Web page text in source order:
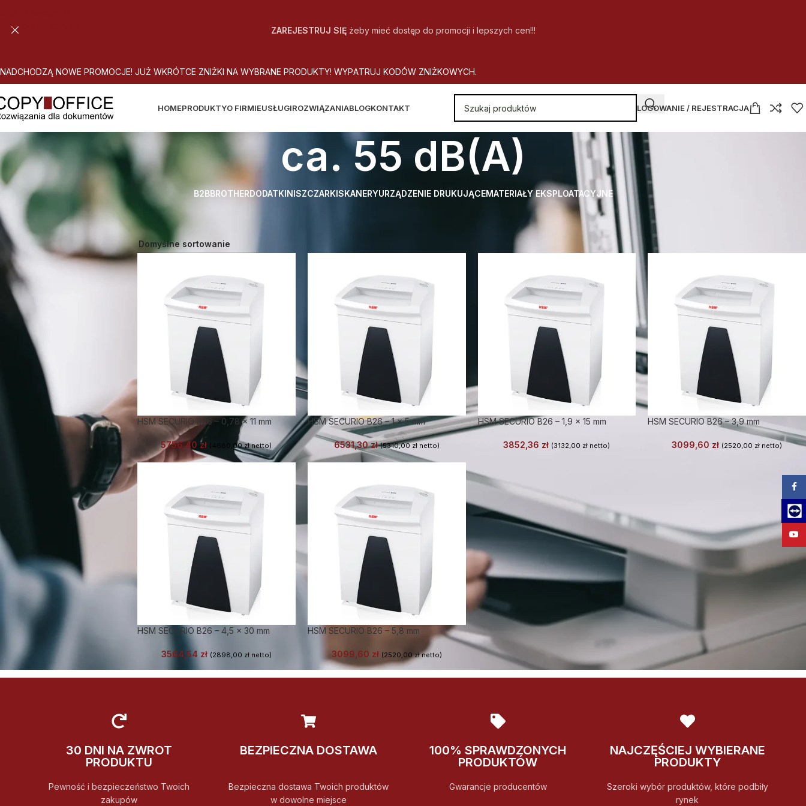
Skip to main content
ZAREJESTRUJ SIĘżeby mieć dostęp do promocji i lepszych cen!!!
NADCHODZĄ NOWE PROMOCJE! JUŻ WKRÓTCE ZNIŻKI NA WYBRANE PRODUKTY! WYPATRUJ KODÓW ZNIŻKOWYCH.
HOMEPRODUKTYO FIRMIEUSŁUGIROZWIĄZANIABLOGKONTAKT LOGOWANIE / REJESTRACJA
ca. 55 dB(A)
B2BBROTHERDODATKINISZCZARKISKANERYURZĄDZENIE DRUKUJĄCEMATERIAŁY EKSPLOATACYJNE
Strona główna
HSM SECURIO B26 – 0,78 x 11 mm
5756,40 zł 4680,00złnetto)
HSM SECURIO B26 – 1 x 5 mm
6531,30zł (5310,00złnetto)
HSM SECURIO B26 – 1,9 x 15 mm
3852,36 zł (3132,00 zł netto)
HSM SECURIO B26 – 3,9 mm
3099,60 zł (2520,00 zł netto)
HSM SECURIO B26 – 4,5 x 30 mm
3564,54 zł (2898,00 złnetto)
HSM SECURIO B26 – 5,8 mm
3099,60 zł (2520,00złnetto)
30 DNI NA ZWROT
PRODUKTU
Pewność i bezpieczeństwo Twoich
zakupów
BEZPIECZNA DOSTAWA
Bezpieczna dostawa Twoich produktów
w dowolne miejsce
100% SPRAWDZONYCH
PRODUKTÓW
Gwarancje producentów
NAJCZĘŚCIEJ WYBIERANE
PRODUKTY
Szeroki wybór produktów, które podbiły
rynek